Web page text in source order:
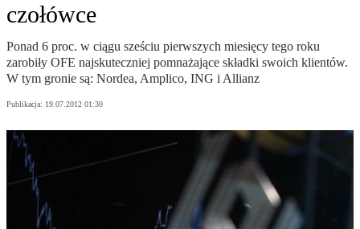
czołówce
Ponad 6 proc. w ciągu sześciu pierwszych miesięcy tego roku
zarobiły OFE najskuteczniej pomnażające składki swoich klientów.
W tym gronie są: Nordea, Amplico, ING i Allianz
Publikacja: 19.07.2012 01:30